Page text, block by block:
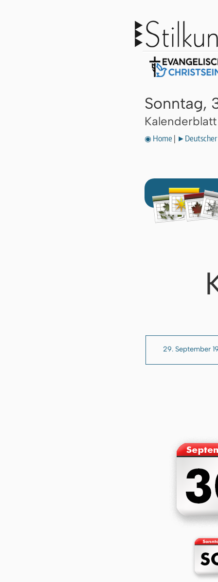
Sonntag,
◉ Home ►Deutscher
29. September